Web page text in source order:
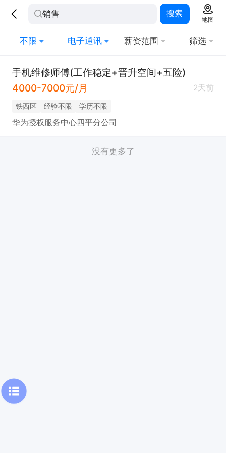
搜索
地图
不限 电子通讯 薪资范围 筛选
手机维修师傅(工作稳定+晋升空间+五险)
4000-7000元/月
2天前
铁西区 经验不限 学历不限
华为授权服务中心四平分公司
没有更多了